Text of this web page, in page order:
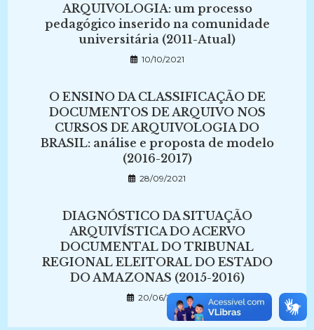
ARQUIVOLOGIA: um processo
pedagógico inserido na comunidade
universitária (2011-Atual)
10/10/2021
O ENSINO DA CLASSIFICAÇÃO DE
DOCUMENTOS DE ARQUIVO NOS
CURSOS DE ARQUIVOLOGIA DO
BRASIL: análise e proposta de modelo
(2016-2017)
28/09/2021
DIAGNÓSTICO DA SITUAÇÃO
ARQUIVÍSTICA DO ACERVO
DOCUMENTAL DO TRIBUNAL
REGIONAL ELEITORAL DO ESTADO
DO AMAZONAS (2015-2016)
20/06/2024